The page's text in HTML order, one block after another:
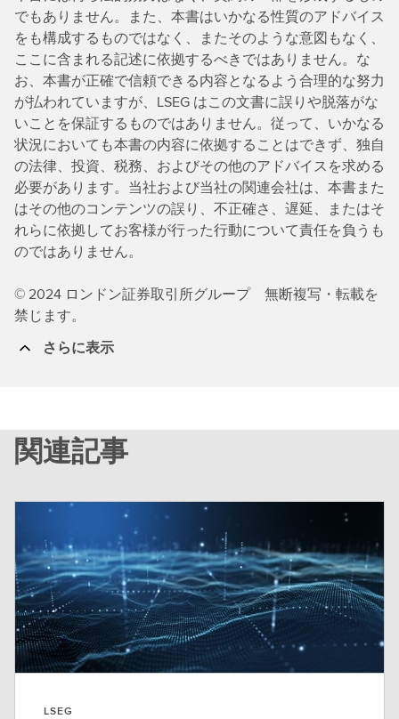
でもありません。また、本書はいかなる性質のアドバイス
をも構成するものではなく、またそのような意図もなく、
ここに含まれる記述に依拠するべきではありません。な
お、本書が正確で信頼できる内容となるよう合理的な努力
が払われていますが、LSEG はこの文書に誤りや脱落がな
いことを保証するものではありません。従って、いかなる
状況においても本書の内容に依拠することはできず、独自
の法律、投資、税務、およびその他のアドバイスを求める
必要があります。当社および当社の関連会社は、本書また
はその他のコンテンツの誤り、不正確さ、遅延、またはそ
れらに依拠してお客様が行った行動について責任を負うも
のではありません。
© 2024 ロンドン証券取引所グループ 無断複写・転載を
禁じます。
さらに表示
関連記事
LSEG